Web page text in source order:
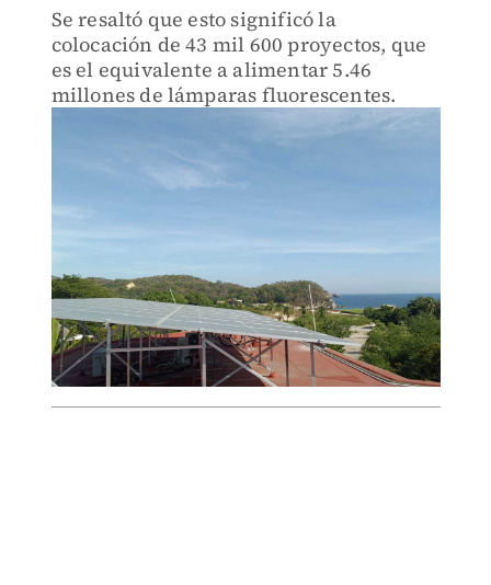
Se resaltó que esto significó la
colocación de 43 mil 600 proyectos, que
es el equivalente a alimentar 5.46
millones de lámparas fluorescentes.